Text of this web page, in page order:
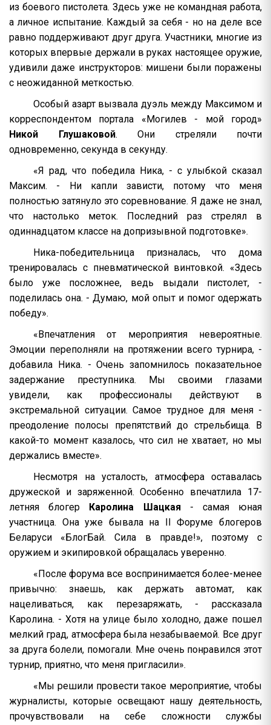
из боевого пистолета. Здесь уже не командная работа,
а личное испытание. Каждый за себя - но на деле все
равно поддерживают друг друга. Участники, многие из
которых впервые держали в руках настоящее оружие,
удивили даже инструкторов: мишени были поражены
с неожиданной меткостью.
Особый азарт вызвала дуэль между Максимом и
корреспондентом портала «Могилев - мой город»
Никой Глушаковой. Они стреляли почти
одновременно, секунда в секунду.
«Я рад, что победила Ника, - с улыбкой сказал
Максим. - Ни капли зависти, потому что меня
полностью затянуло это соревнование. Я даже не знал,
что настолько меток. Последний раз стрелял в
одиннадцатом классе на допризывной подготовке».
Ника-победительница призналась, что дома
тренировалась с пневматической винтовкой. «Здесь
было уже посложнее, ведь выдали пистолет, -
поделилась она. - Думаю, мой опыт и помог одержать
победу».
«Впечатления от мероприятия невероятные.
Эмоции переполняли на протяжении всего турнира, -
добавила Ника. - Очень запомнилось показательное
задержание преступника. Мы своими глазами
увидели, как профессионалы действуют в
экстремальной ситуации. Самое трудное для меня -
преодоление полосы препятствий до стрельбища. В
какой-то момент казалось, что сил не хватает, но мы
держались вместе».
Несмотря на усталость, атмосфера оставалась
дружеской и заряженной. Особенно впечатлила 17-
летняя блогер Каролина Шацкая - самая юная
участница. Она уже бывала на II Форуме блогеров
Беларуси «БлогБай. Сила в правде!», поэтому с
оружием и экипировкой обращалась уверенно.
«После форума все воспринимается более-менее
привычно: знаешь, как держать автомат, как
нацеливаться, как перезаряжать, - рассказала
Каролина. - Хотя на улице было холодно, даже пошел
мелкий град, атмосфера была незабываемой. Все друг
за друга болели, помогали. Мне очень понравился этот
турнир, приятно, что меня пригласили».
«Мы решили провести такое мероприятие, чтобы
журналисты, которые освещают нашу деятельность,
прочувствовали на себе сложности службы